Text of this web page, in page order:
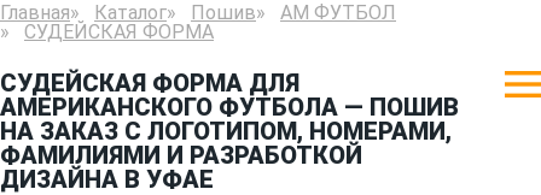
Главная Каталог Пошив
АМ ФУТБОЛ
СУДЕЙСКАЯ ФОРМА
СУДЕЙСКАЯ ФОРМА ДЛЯ
АМЕРИКАНСКОГО ФУТБОЛА — ПОШИВ
НА ЗАКАЗ С ЛОГОТИПОМ, НОМЕРАМИ,
ФАМИЛИЯМИ И РАЗРАБОТКОЙ
ДИЗАЙНА В УФАЕ